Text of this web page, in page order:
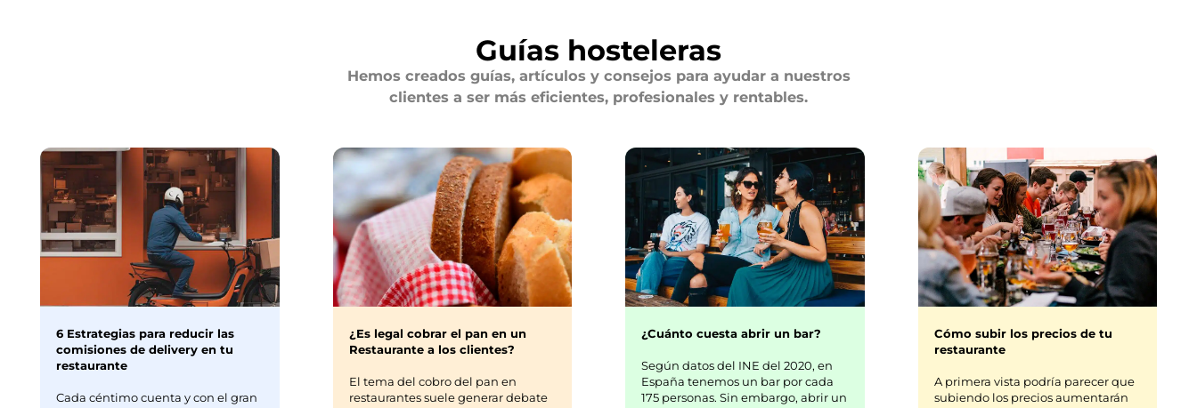
Guías hosteleras
Hemos creados guías, artículos y consejos para ayudar a nuestros
clientes a ser más eficientes, profesionales y rentables.
6 Estrategias para reducir las
comisiones de delivery en tu
restaurante
Cada céntimo cuenta y con el gran
¿Es legal cobrar el pan en un
Restaurante a los clientes?
El tema del cobro del pan en
restaurantes suele generar debate
¿Cuánto cuesta abrir un bar?
Según datos del INE del 2020, en
España tenemos un bar por cada
175 personas. Sin embargo, abrir un
Cómo subir los precios de tu
restaurante
A primera vista podría parecer que
subiendo los precios aumentarán